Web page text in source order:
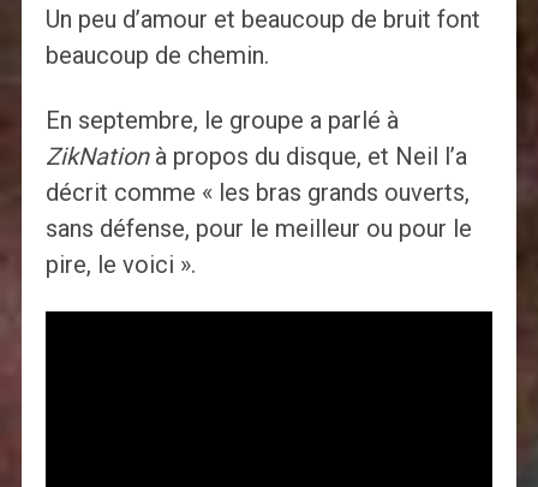
Un peu d’amour et beaucoup de bruit font
beaucoup de chemin.
En septembre, le groupe a parlé à
ZikNationà propos du disque, et Neil l’a
décrit comme « les bras grands ouverts,
sans défense, pour le meilleur ou pour le
pire, le voici ».